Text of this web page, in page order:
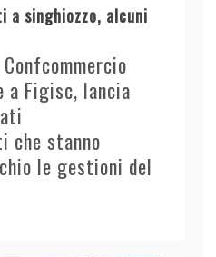
a singhiozzo, alcuni
a Figisc, lancia
che stanno
le gestioni del